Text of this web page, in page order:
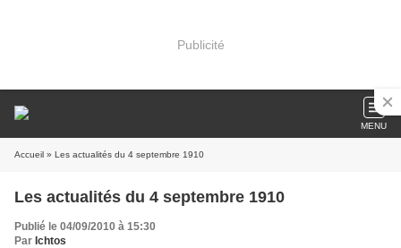
Publicité
MENU
Accueil » Les actualités du 4 septembre 1910
Les actualités du 4 septembre 1910
Publié le 04/09/2010 à 15:30
Par Ichtos